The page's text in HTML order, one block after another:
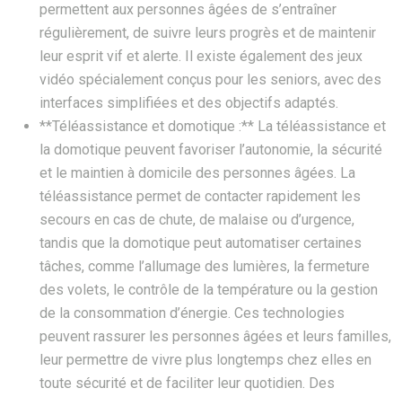
permettent aux personnes âgées de s’entraîner
régulièrement, de suivre leurs progrès et de maintenir
leur esprit vif et alerte. Il existe également des jeux
vidéo spécialement conçus pour les seniors, avec des
interfaces simplifiées et des objectifs adaptés.
**Téléassistance et domotique :** La téléassistance et
la domotique peuvent favoriser l’autonomie, la sécurité
et le maintien à domicile des personnes âgées. La
téléassistance permet de contacter rapidement les
secours en cas de chute, de malaise ou d’urgence,
tandis que la domotique peut automatiser certaines
tâches, comme l’allumage des lumières, la fermeture
des volets, le contrôle de la température ou la gestion
de la consommation d’énergie. Ces technologies
peuvent rassurer les personnes âgées et leurs familles,
leur permettre de vivre plus longtemps chez elles en
toute sécurité et de faciliter leur quotidien. Des